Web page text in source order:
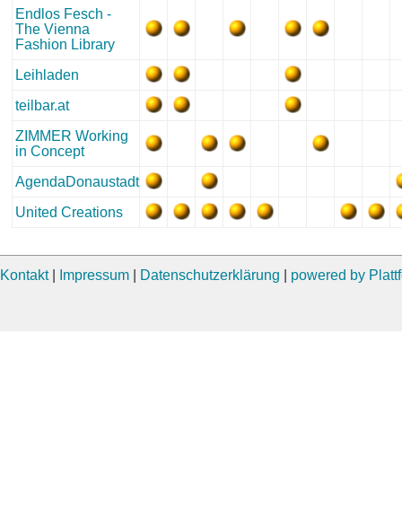
Endlos Fesch -
The Vienna
Fashion Library
Leihladen
teilbar.at
ZIMMER Working
in Concept
AgendaDonaustadt
United Creations
Kontakt| Impressum Datenschutzerklärung powered by